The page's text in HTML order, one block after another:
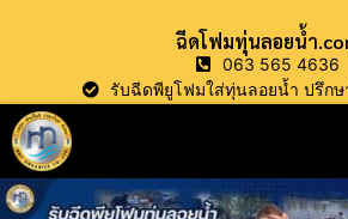
ฉีดโฟมทุ่นลอยน้ำ
063 565 4636
รับฉีดพียูโฟมใส่ทุ่นลอยน้ำ ปรึกษ